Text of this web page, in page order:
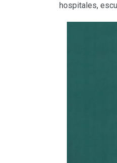
hospitales,